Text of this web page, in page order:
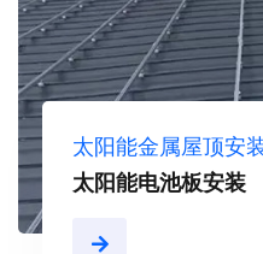
太阳能金属屋顶安
太阳能电池板安装